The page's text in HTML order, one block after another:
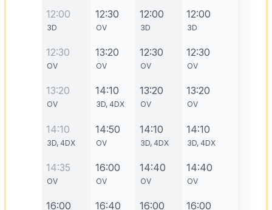
12:00
3D
12:30
OV
13:20
OV
14:10
3D, 4DX
14:35
OV
16:00
12:30
OV
13:20
OV
14:10
3D, 4DX
14:50
OV
16:00
OV
16:40
12:00
3D
12:30
OV
13:20
OV
14:10
3D, 4DX
14:40
OV
16:00
12:00
3D
12:30
OV
13:20
OV
14:10
3D, 4DX
14:40
OV
16:00